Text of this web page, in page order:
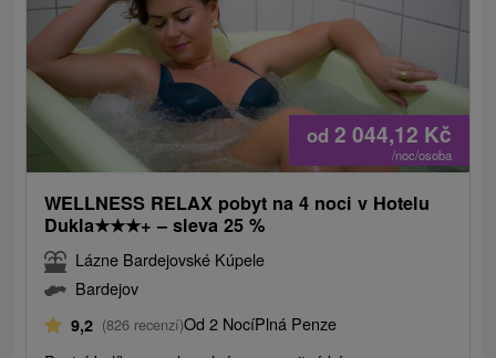
od 2 044,12 Kč
/noc/osoba
WELLNESS RELAX pobyt na 4 noci v Hotelu
Dukla★★★+ – sleva 25 %
Lázne Bardejovské Kúpele
Bardejov
9,2 (826 recenzí)Od 2 NocíPlná Penze